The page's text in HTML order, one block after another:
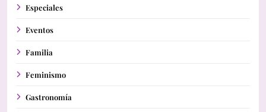
Especiales
Eventos
Familia
Feminismo
Gastronomía